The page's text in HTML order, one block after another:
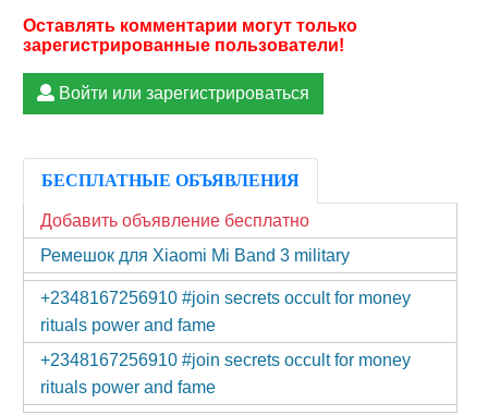
Войти или зарегистрироваться
БЕСПЛАТНЫЕ ОБЪЯВЛЕНИЯ
Добавить объявление бесплатно
Ремешок для Xiaomi Mi Band 3 military
+2348167256910 #join secrets occult for money
rituals power and fame
+2348167256910 #join secrets occult for money
rituals power and fame